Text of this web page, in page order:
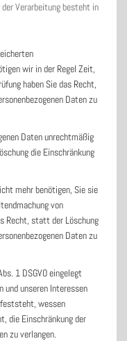
der Verarbeitung besteht in
wir in der Regel Zeit,
haben Sie das Recht,
Daten zu
Daten unrechtmäßig
die Einschränkung
mehr benötigen, Sie sie
von
Recht, statt der Löschung
Daten zu
1 DSGVO eingelegt
und unseren Interessen
feststeht, wessen
die Einschränkung der
zu verlangen.